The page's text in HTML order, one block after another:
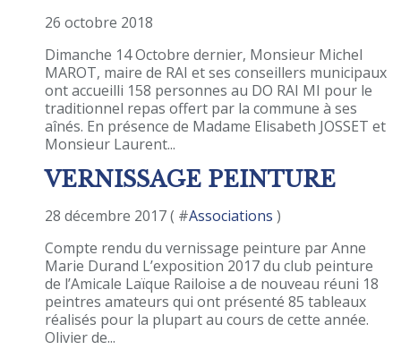
26 octobre 2018
Dimanche 14 Octobre dernier, Monsieur Michel
MAROT, maire de RAI et ses conseillers municipaux
ont accueilli 158 personnes au DO RAI MI pour le
traditionnel repas offert par la commune à ses
aînés. En présence de Madame Elisabeth JOSSET et
Monsieur Laurent...
VERNISSAGE PEINTURE
28 décembre 2017 ( #Associations )
Compte rendu du vernissage peinture par Anne
Marie Durand L’exposition 2017 du club peinture
de l’Amicale Laïque Railoise a de nouveau réuni 18
peintres amateurs qui ont présenté 85 tableaux
réalisés pour la plupart au cours de cette année.
Olivier de...